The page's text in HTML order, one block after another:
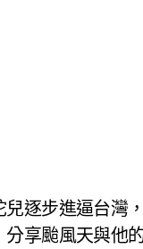
享颱風天與他